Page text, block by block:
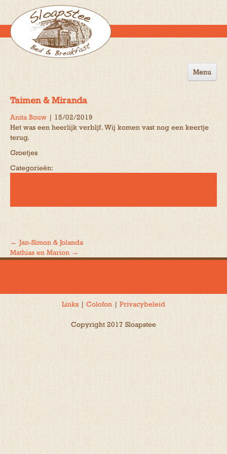
Menu
Omgeving
Gastenboek
Taimen & Miranda
Anita Bouw | 15/02/2019
Het was een heerlijk verbljf. Wij komen vast nog een keertje
terug.
Groetjes
Categorieën:
Bericht
← Jan-Simon & Jolanda
Mathias en Marion →
Links | Colofon | Privacybeleid
Copyright 2017 Sloapstee